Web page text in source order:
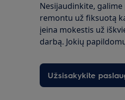
Nesijaudinkite,
remontu už fiksuotą
įeina mokestis už
darbą. Jokių
Užsisakykite